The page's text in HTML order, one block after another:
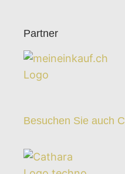
Partner
Besuchen Sie auch